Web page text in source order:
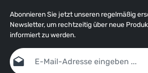
Abonnieren Sie jetzt unseren regelmäßig
Newsletter, um rechtzeitig über neue
informiert zu werden.
E-Mail-Adresse*